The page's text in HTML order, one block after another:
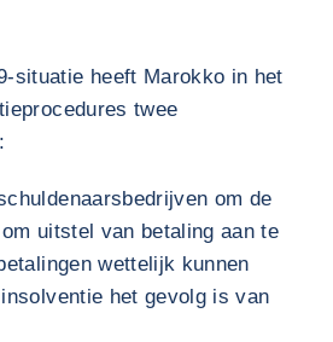
situatie heeft Marokko in het
twee
om de
uitstel van betaling aan te
wettelijk kunnen
het gevolg is van